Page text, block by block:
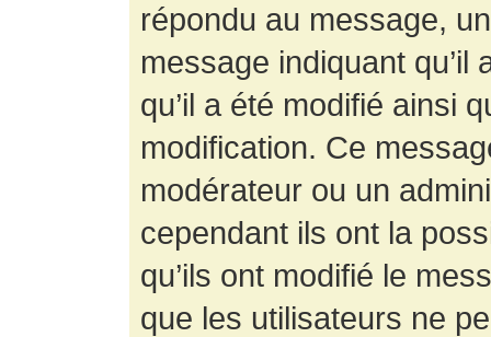
répondu au message,
message indiquant
qu’il a été modifié ainsi
modification. Ce
modérateur ou un
cependant ils ont la
qu’ils ont modifié le
que les utilisateurs ne